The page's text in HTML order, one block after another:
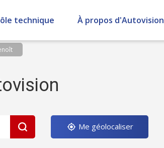
technique À propos d'Autovision
Me géolocaliser